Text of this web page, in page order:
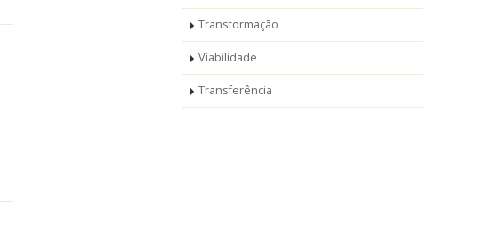
Transformação
Viabilidade
Transferência